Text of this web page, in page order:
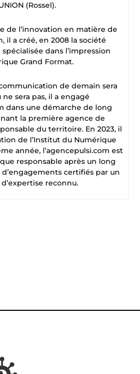
(Rossel).
de l’innovation en matière de
il a créé, en 2008 la société
dans l’impression
Grand Format.
de demain sera
sera pas, il a engagé
dans une démarche de long
la première agence de
du territoire. En 2023, il
de l’Institut du Numérique
année, l’agencepulsi.com est
responsable après un long
d’engagements certifiés par un
reconnu.